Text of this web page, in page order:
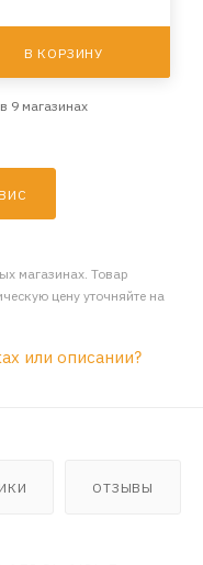
В КОРЗИНУ
9 магазинах
магазинах. Товар
цену уточняйте на
или описании?
ОТЗЫВЫ